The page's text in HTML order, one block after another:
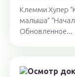
Клемми Хупер
малыша”
Обновленное...